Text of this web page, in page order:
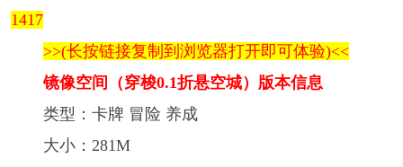
1417
>>(长按链接复制到浏览器打开即可体验)<<
镜像空间（穿梭0.1折悬空城）版本信息
类型：卡牌 冒险 养成
大小：281M